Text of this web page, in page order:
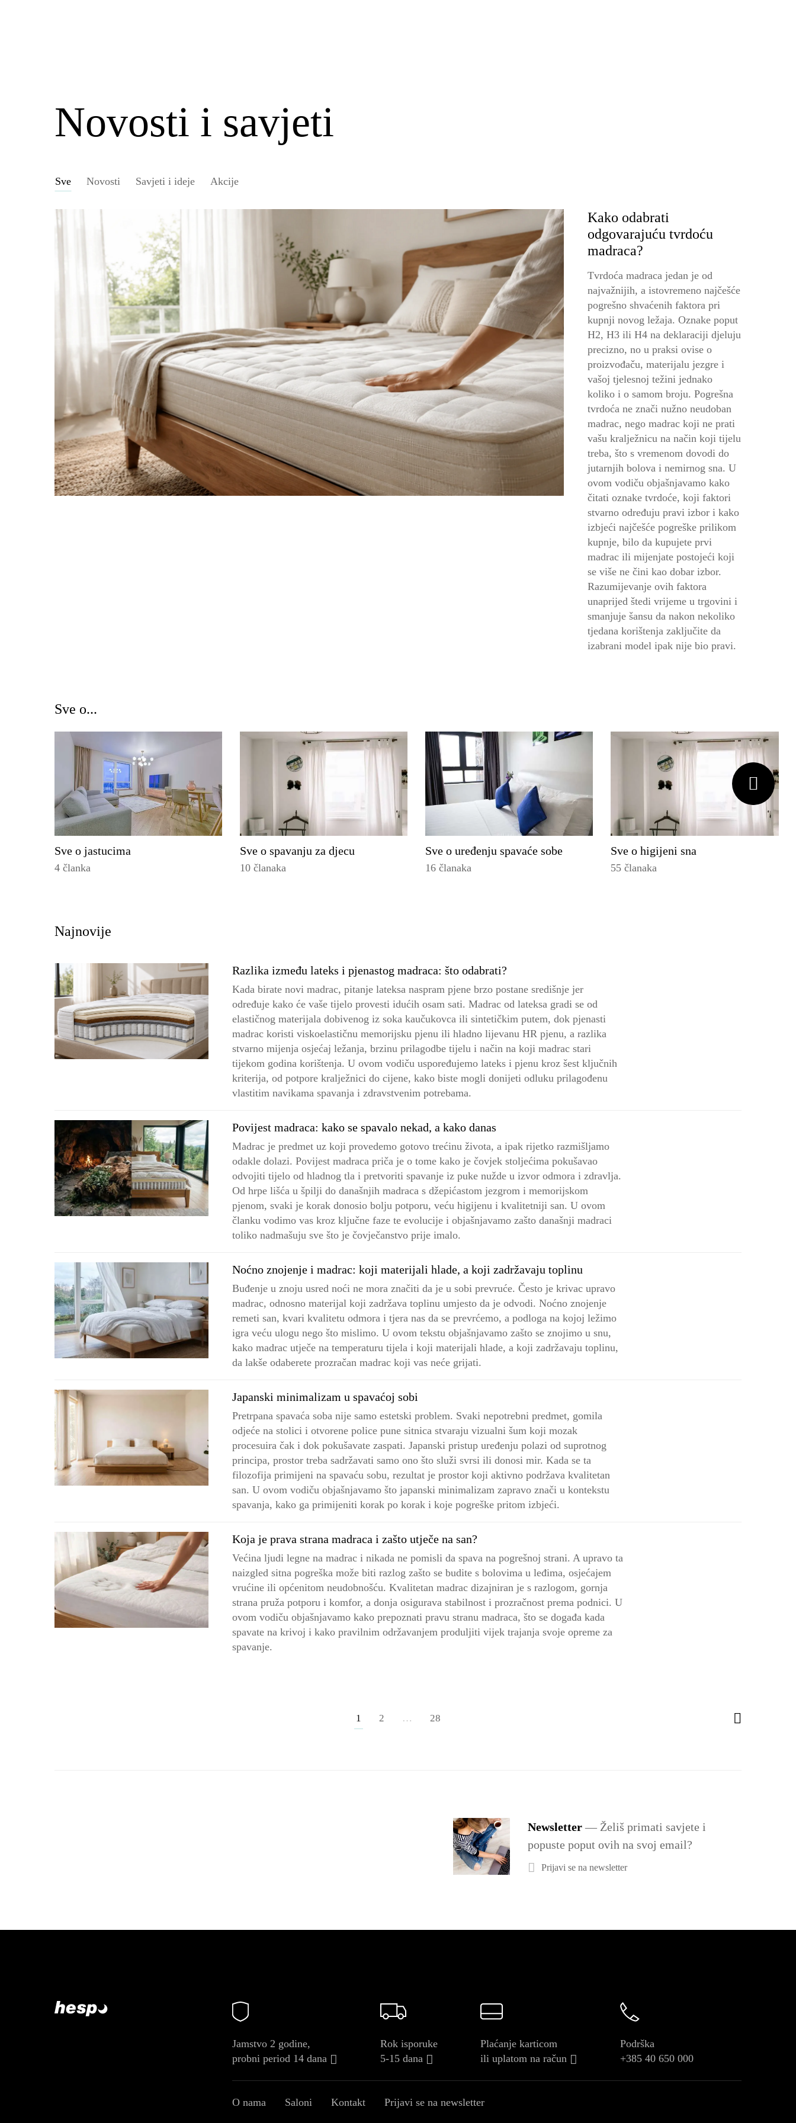
Novosti i savjeti
Sve Novosti Savjeti i ideje Akcije
Kako odabrati
odgovarajuću tvrdoću
madraca?
Tvrdoća madraca jedan je od
najvažnijih, a istovremeno najčešće
pogrešno shvaćenih faktora pri
kupnji novog ležaja. Oznake poput
H2, H3 ili H4 na deklaraciji djeluju
precizno, no u praksi ovise o
proizvođaču, materijalu jezgre i
vašoj tjelesnoj težini jednako
koliko i o samom broju. Pogrešna
tvrdoća ne znači nužno neudoban
madrac, nego madrac koji ne prati
vašu kralježnicu na način koji tijelu
treba, što s vremenom dovodi do
jutarnjih bolova i nemirnog sna. U
ovom vodiču objašnjavamo kako
čitati oznake tvrdoće, koji faktori
stvarno određuju pravi izbor i kako
izbjeći najčešće pogreške prilikom
kupnje, bilo da kupujete prvi
madrac ili mijenjate postojeći koji
se više ne čini kao dobar izbor.
Razumijevanje ovih faktora
unaprijed štedi vrijeme u trgovini i
smanjuje šansu da nakon nekoliko
tjedana korištenja zaključite da
izabrani model ipak nije bio pravi.
Sve o...
Sve o jastucima
4 članka
Sve o spavanju za djecu
10 članaka
Sve o uređenju spavaće sobe
16 članaka
Sve o higijeni sna
55 članaka
Najnovije
Razlika između lateks i pjenastog madraca: što odabrati?
Kada birate novi madrac, pitanje lateksa naspram pjene brzo postane središnje jer
određuje kako će vaše tijelo provesti idućih osam sati. Madrac od lateksa gradi se od
elastičnog materijala dobivenog iz soka kaučukovca ili sintetičkim putem, dok pjenasti
madrac koristi viskoelastičnu memorijsku pjenu ili hladno lijevanu HR pjenu, a razlika
stvarno mijenja osjećaj ležanja, brzinu prilagodbe tijelu i način na koji madrac stari
tijekom godina korištenja. U ovom vodiču uspoređujemo lateks i pjenu kroz šest ključnih
kriterija, od potpore kralježnici do cijene, kako biste mogli donijeti odluku prilagođenu
vlastitim navikama spavanja i zdravstvenim potrebama.
Povijest madraca: kako se spavalo nekad, a kako danas
Madrac je predmet uz koji provedemo gotovo trećinu života, a ipak rijetko razmišljamo
odakle dolazi. Povijest madraca priča je o tome kako je čovjek stoljećima pokušavao
odvojiti tijelo od hladnog tla i pretvoriti spavanje iz puke nužde u izvor odmora i zdravlja.
Od hrpe lišća u špilji do današnjih madraca s džepićastom jezgrom i memorijskom
pjenom, svaki je korak donosio bolju potporu, veću higijenu i kvalitetniji san. U ovom
članku vodimo vas kroz ključne faze te evolucije i objašnjavamo zašto današnji madraci
toliko nadmašuju sve što je čovječanstvo prije imalo.
Noćno znojenje i madrac: koji materijali hlade, a koji zadržavaju toplinu
Buđenje u znoju usred noći ne mora značiti da je u sobi prevruće. Često je krivac upravo
madrac, odnosno materijal koji zadržava toplinu umjesto da je odvodi. Noćno znojenje
remeti san, kvari kvalitetu odmora i tjera nas da se prevrćemo, a podloga na kojoj ležimo
igra veću ulogu nego što mislimo. U ovom tekstu objašnjavamo zašto se znojimo u snu,
kako madrac utječe na temperaturu tijela i koji materijali hlade, a koji zadržavaju toplinu,
da lakše odaberete prozračan madrac koji vas neće grijati.
Japanski minimalizam u spavaćoj sobi
Pretrpana spavaća soba nije samo estetski problem. Svaki nepotrebni predmet, gomila
odjeće na stolici i otvorene police pune sitnica stvaraju vizualni šum koji mozak
procesuira čak i dok pokušavate zaspati. Japanski pristup uređenju polazi od suprotnog
principa, prostor treba sadržavati samo ono što služi svrsi ili donosi mir. Kada se ta
filozofija primijeni na spavaću sobu, rezultat je prostor koji aktivno podržava kvalitetan
san. U ovom vodiču objašnjavamo što japanski minimalizam zapravo znači u kontekstu
spavanja, kako ga primijeniti korak po korak i koje pogreške pritom izbjeći.
Koja je prava strana madraca i zašto utječe na san?
Većina ljudi legne na madrac i nikada ne pomisli da spava na pogrešnoj strani. A upravo ta
naizgled sitna pogreška može biti razlog zašto se budite s bolovima u leđima, osjećajem
vrućine ili općenitom neudobnošću. Kvalitetan madrac dizajniran je s razlogom, gornja
strana pruža potporu i komfor, a donja osigurava stabilnost i prozračnost prema podnici. U
ovom vodiču objašnjavamo kako prepoznati pravu stranu madraca, što se događa kada
spavate na krivoj i kako pravilnim održavanjem produljiti vijek trajanja svoje opreme za
spavanje.
1 2 … 28
Newsletter— Želiš primati savjete i
popuste poput ovih na svoj email?
Prijavi se na newsletter
Jamstvo 2 godine,
probni period 14 dana
Rok isporuke
5-15 dana
Plaćanje karticom
ili uplatom na račun
Podrška
+385 40 650 000
O nama Saloni Kontakt Prijavi se na newsletter